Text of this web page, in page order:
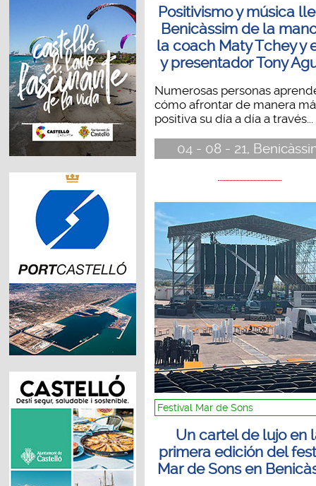
Positivismo y música
Benicàssim de la
la coach Maty Tchey y
y presentador Tony
Numerosas personas
cómo afrontar de manera
positiva su día a día a través...
04 - 08 - 21,
Festival Mar de Sons
Un cartel de lujo en
primera edición del
Mar de Sons en